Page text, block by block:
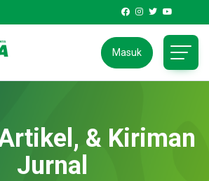
Masuk
& Kiriman
Jurnal